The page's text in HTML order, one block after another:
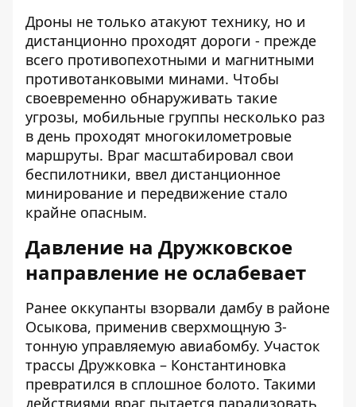
Дроны не только атакуют технику, но и
дистанционно проходят дороги - прежде
всего противопехотными и магнитными
противотанковыми минами. Чтобы
своевременно обнаруживать такие
угрозы, мобильные группы несколько раз
в день проходят многокилометровые
маршруты. Враг масштабировал свои
беспилотники, ввел дистанционное
минирование и передвижение стало
крайне опасным.
Давление на Дружковское
направление не ослабевает
Ранее оккупанты взорвали дамбу в районе
Осыкова, применив сверхмощную 3-
тонную управляемую авиабомбу. Участок
трассы Дружковка – Константиновка
превратился в сплошное болото. Такими
действиями враг пытается парализовать